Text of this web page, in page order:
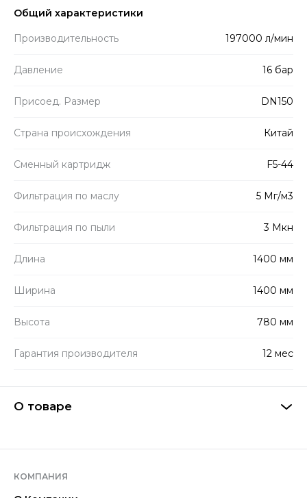
Общий характеристики
Производитель­ность 197000 л/мин
Давление 16 бар
Присоед. Размер DN150
Страна происхождения Китай
Сменный картридж F5-44
Фильтрация по маслу 5 Мг/м3
Фильтрация по пыли 3 Мкн
Длина 1400 мм
Ширина 1400 мм
Высота 780 мм
Гарантия производителя 12 мес
О товаре
КОМПАНИЯ